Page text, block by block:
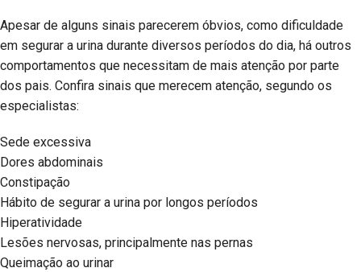
Apesar de alguns sinais parecerem óbvios, como dificuldade
em segurar a urina durante diversos períodos do dia, há outros
comportamentos que necessitam de mais atenção por parte
dos pais. Confira sinais que merecem atenção, segundo os
especialistas:
Sede excessiva
Dores abdominais
Constipação
Hábito de segurar a urina por longos períodos
Hiperatividade
Lesões nervosas, principalmente nas pernas
Queimação ao urinar